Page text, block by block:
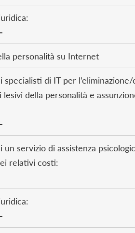
personalità su Internet
specialisti di IT per
della personalità e
un servizio di assistenza
relativi costi: